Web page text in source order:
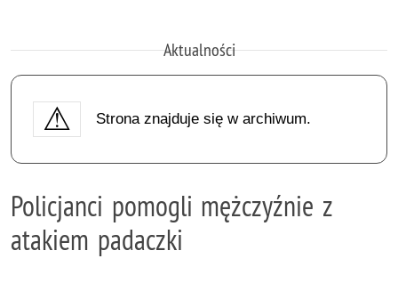
Aktualności
Strona znajduje się w archiwum.
Policjanci pomogli mężczyźnie z
atakiem padaczki